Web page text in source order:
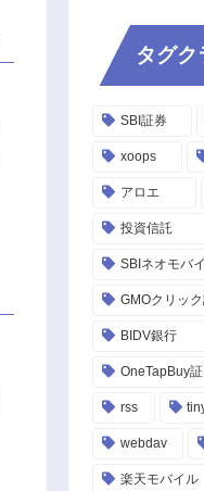
タグク
SBI証券
xoops
アロエ
投資信託
SBIネオモバ
GMOクリッ
BIDV銀行
OneTapBuy
rss
webdav
楽天モバイル